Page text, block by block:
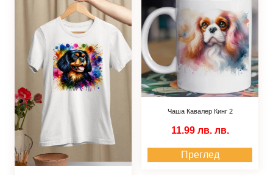
Чаша Кавалер Кинг 2
11.99 лв. лв.
Преглед